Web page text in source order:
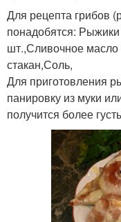
Для рецепта грибов
понадобятся:
шт.,Сливочное масло
стакан,Соль,
Для приготовления
панировку из муки
получится более